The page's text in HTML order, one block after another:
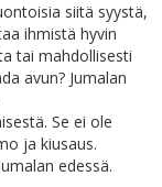
siitä syystä,
ihmistä hyvin
tai mahdollisesti
avun? Jumalan
Se ei ole
ja kiusaus.
edessä.